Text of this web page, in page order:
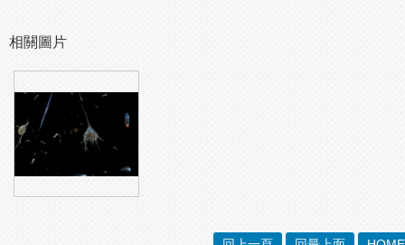
相關圖片